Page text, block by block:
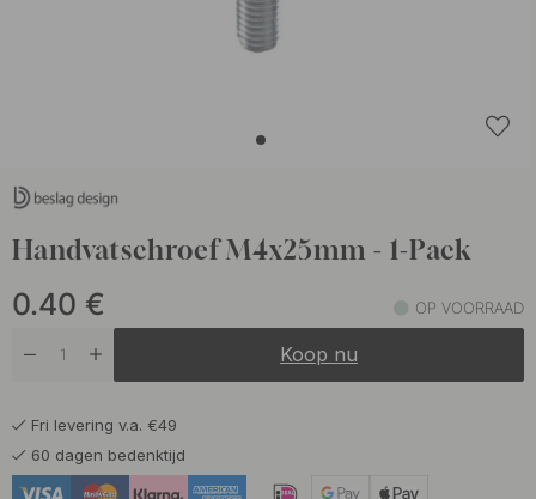
Handvatschroef M4x25mm - 1-Pack
0.40 € OP VOORRAAD
Koop nu
Fri levering v.a. €49
60 dagen bedenktijd